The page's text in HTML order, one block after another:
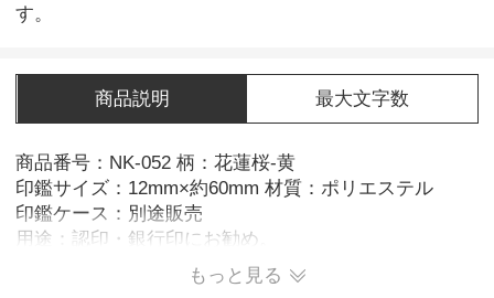
す。
商品説明 最大文字数
商品番号：NK-052 柄：花蓮桜-黄
印鑑サイズ：12mm×約60mm 材質：ポリエステル
印鑑ケース：別途販売
用途：認印・銀行印にお勧め。
もっと見る